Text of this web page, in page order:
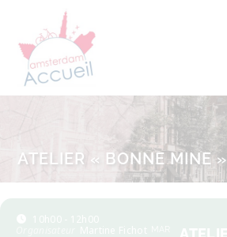
ATELIER « BONNE MINE »